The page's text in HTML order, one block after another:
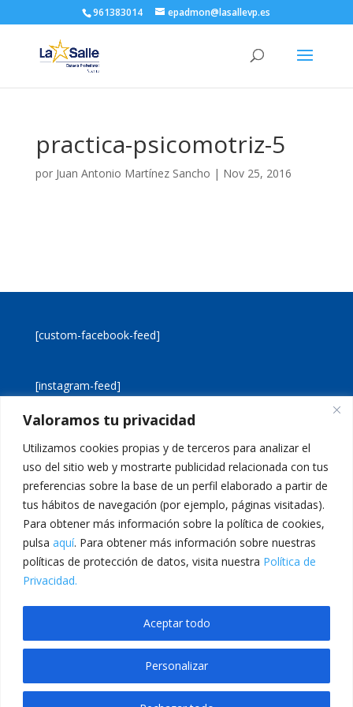
Valoramos tu privacidad
Utilizamos cookies propias y de terceros para analizar el
uso del sitio web y mostrarte publicidad relacionada con tus
preferencias sobre la base de un perfil elaborado a partir de
tus hábitos de navegación (por ejemplo, páginas visitadas).
Para obtener más información sobre la política de cookies,
pulsa aquí. Para obtener más información sobre nuestras
políticas de protección de datos, visita nuestra Política de
Privacidad.
Personalizar
Aceptar todo
961383014 epadmon@lasallevp.es
practica-psicomotriz-5
por Juan Antonio Martínez Sancho | Nov 25, 2016
[custom-facebook-feed]
[instagram-feed]
Aviso legal
Política de cookies
Calle San Martín, 56 · 46980 · Paterna · Valencia Telf:
961 383 014 · epadmon@lasallevp.es
Grandpashabet Giriş